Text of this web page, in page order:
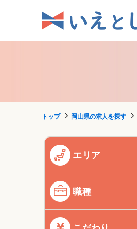
トップ 岡山県の求人を探す
エリア
職種